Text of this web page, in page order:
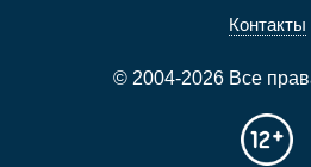
Контакты
© 2004-2026 Все